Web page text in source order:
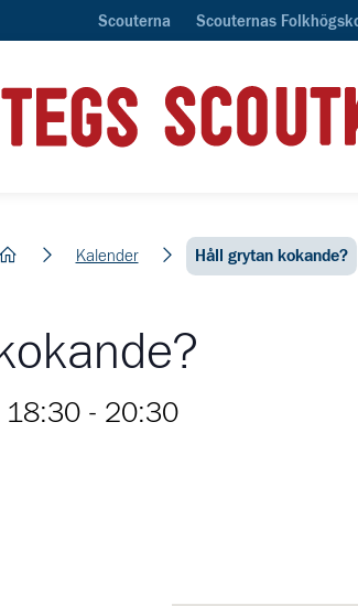
Scouterna Scouternas
hem Kalender Håll grytan kokande?
18:30 - 20:30